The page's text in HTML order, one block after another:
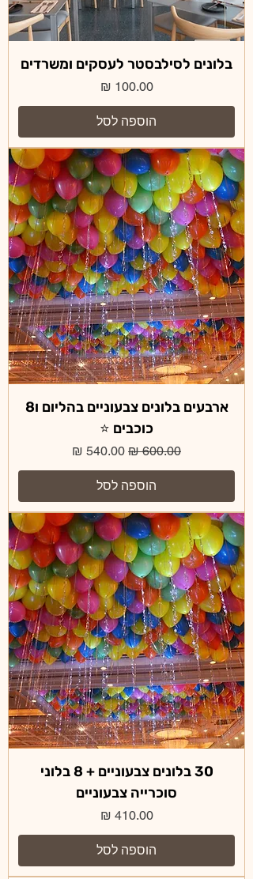
בלונים לסילבסטר לעסקים ומשרדים
מחיר‏100.00 ‏₪
הוספה לסל
ארבעים בלונים צבעוניים בהליום ו8
כוכבים ⭐️
מחיר רגיל מחיר מבצע
הוספה לסל
30 בלונים צבעוניים + 8 בלוני
סוכרייה צבעוניים
מחיר‏410.00 ‏₪
הוספה לסל